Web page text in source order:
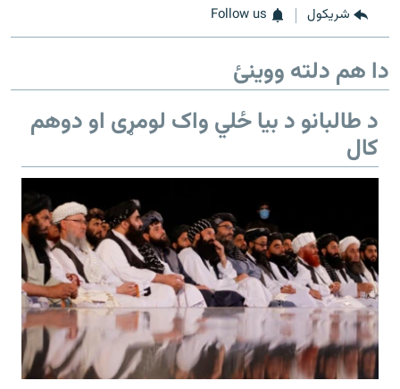
شريکول Follow us
دا هم دلته ووینئ
د طالبانو د بیا ځلي واک لومړی او دوهم
کال